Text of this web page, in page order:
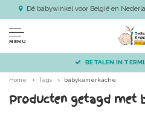
Dé babywinkel voor België en
MENU
BETALEN IN
Home Tags babykamerkache
Producten getagd met